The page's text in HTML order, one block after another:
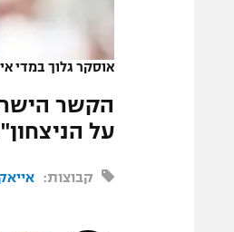
אוסקר גלוך במדי
הקשר
על
קבוצות: